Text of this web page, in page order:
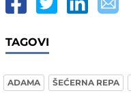
TAGOVI
ADAMA ŠEĆERNA REPA